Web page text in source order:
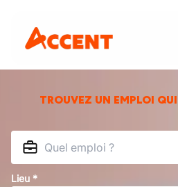
TROUVEZ UN EMPLOI
Lieu *